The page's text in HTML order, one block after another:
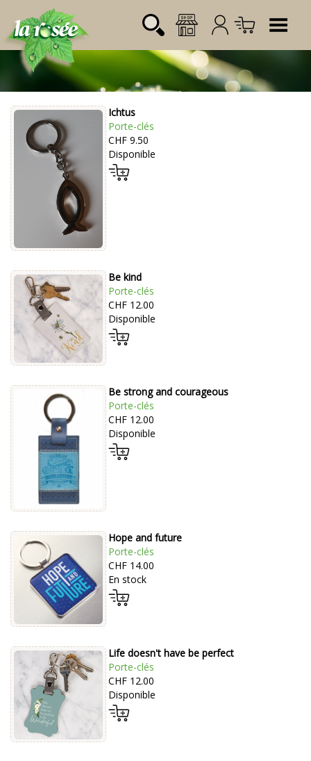
Login:
Mot de passe:
Désignation Référence
Ichtus
Porte-clés
CHF 9.50
Disponible
Be kind
Porte-clés
CHF 12.00
Disponible
Be strong and courageous
Porte-clés
CHF 12.00
Disponible
Hope and future
Porte-clés
CHF 14.00
En stock
Life doesn't have be perfect
Porte-clés
CHF 12.00
Disponible